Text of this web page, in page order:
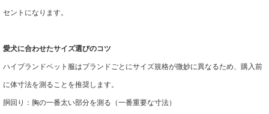
セントになります。
愛犬に合わせたサイズ選びのコツ
ハイブランドペット服はブランドごとにサイズ規格が微妙に異なるため、購入前
に体寸法を測ることを推奨します。
胴回り：胸の一番太い部分を測る（一番重要な寸法）